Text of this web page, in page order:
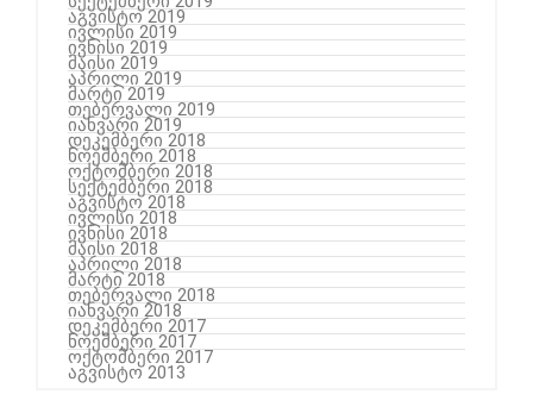
აგვისტო 2019
ივლისი 2019
ივნისი 2019
მაისი 2019
აპრილი 2019
მარტი 2019
თებერვალი 2019
იანვარი 2019
დეკემბერი 2018
ნოემბერი 2018
ოქტომბერი 2018
სექტემბერი 2018
აგვისტო 2018
ივლისი 2018
ივნისი 2018
მაისი 2018
აპრილი 2018
მარტი 2018
თებერვალი 2018
იანვარი 2018
დეკემბერი 2017
ნოემბერი 2017
ოქტომბერი 2017
აგვისტო 2013